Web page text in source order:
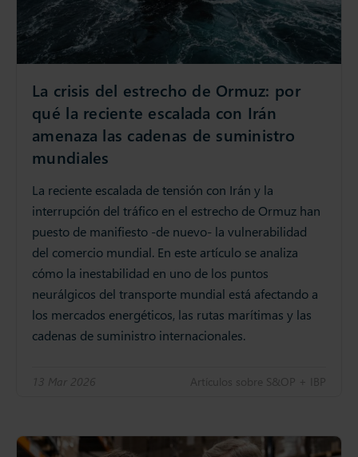
La crisis del estrecho de Ormuz: por
qué la reciente escalada con Irán
amenaza las cadenas de suministro
mundiales
La reciente escalada de tensión con Irán y la
interrupción del tráfico en el estrecho de Ormuz han
puesto de manifiesto -de nuevo- la vulnerabilidad
del comercio mundial. En este artículo se analiza
cómo la inestabilidad en uno de los puntos
neurálgicos del transporte mundial está afectando a
los mercados energéticos, las rutas marítimas y las
cadenas de suministro internacionales.
13 Mar 2026 Artículos sobre S&OP + IBP